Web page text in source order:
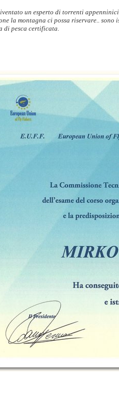
un esperto di torrenti
la montagna ci possa riservare.. sono
di pesca certificata.